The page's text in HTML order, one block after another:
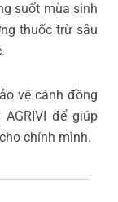
suốt mùa sinh
thuốc trừ sâu
vệ cánh đồng
để giúp
chính mình.